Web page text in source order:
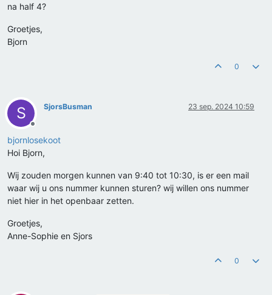
na half 4?
Groetjes,
Bjorn
0
S
Offline
SjorsBusman 23 sep. 2024 10:59
bjornlosekoot
Hoi Bjorn,
Wij zouden morgen kunnen van 9:40 tot 10:30, is er een mail
waar wij u ons nummer kunnen sturen? wij willen ons nummer
niet hier in het openbaar zetten.
Groetjes,
Anne-Sophie en Sjors
0